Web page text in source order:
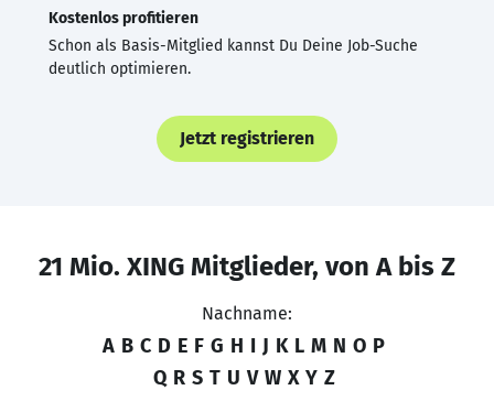
Kostenlos profitieren
Schon als Basis-Mitglied kannst Du Deine Job-Suche
deutlich optimieren.
Jetzt registrieren
21 Mio. XING Mitglieder, von A bis Z
Nachname:
A B C D E F G H I J K L M N O P
Q R S T U V W X Y Z